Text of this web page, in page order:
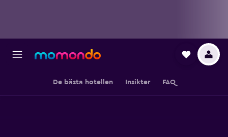
De bästa hotellen Insikter FAQ